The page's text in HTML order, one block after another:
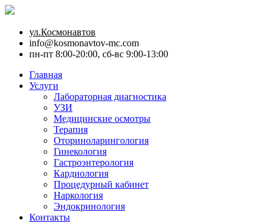
ул.Космонавтов
info@kosmonavtov-mc.com
пн-пт 8:00-20:00, сб-вс 9:00-13:00
Главная
Услуги
Лабораторная диагностика
УЗИ
Медицинские осмотры
Терапия
Оториноларингология
Гинекология
Гастроэнтерология
Кардиология
Процедурный кабинет
Наркология
Эндокринология
Контакты